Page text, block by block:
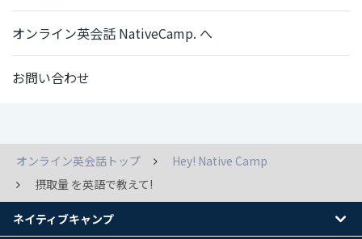
オンライン英会話 NativeCamp. へ
お問い合わせ
オンライン英会話トップ
Hey! Native Camp
摂取量 を英語で教えて!
ネイティブキャンプ